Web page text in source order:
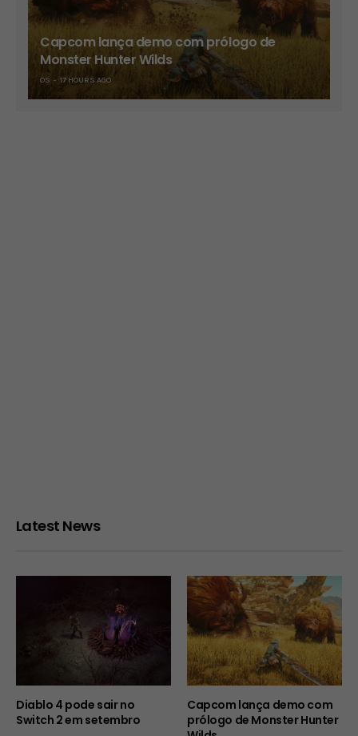
Capcom lança demo com prólogo de
Monster Hunter Wilds
OS 17 HOURS AGO
Latest News
Diablo 4 pode sair no
Switch 2 em setembro
Capcom lança demo com
prólogo de Monster Hunter